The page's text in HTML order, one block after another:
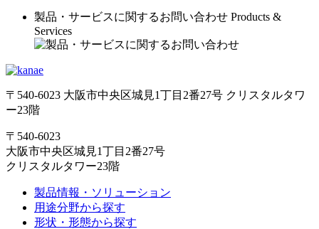
製品・サービスに関するお問い合わせ Products &
Services
〒540-6023 大阪市中央区城見1丁目2番27号 クリスタルタワ
ー23階
〒540-6023
大阪市中央区城見1丁目2番27号
クリスタルタワー23階
製品情報・ソリューション
用途分野から探す
形状・形態から探す